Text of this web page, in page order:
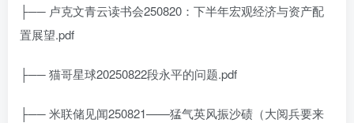
├── 卢克文青云读书会250820：下半年宏观经济与资产配
置展望.pdf
├── 猫哥星球20250822段永平的问题.pdf
├── 米联储见闻250821——猛气英风振沙碛（大阅兵要来